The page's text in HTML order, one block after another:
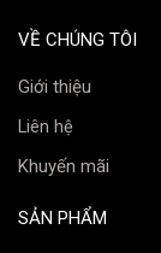
phân tán các
sẽ cảm nhận
khi di chuyển
Bằng cách
VỀ CHÚNG TÔI
Giới thiệu
Liên hệ
Khuyến mãi
SẢN PHẨM